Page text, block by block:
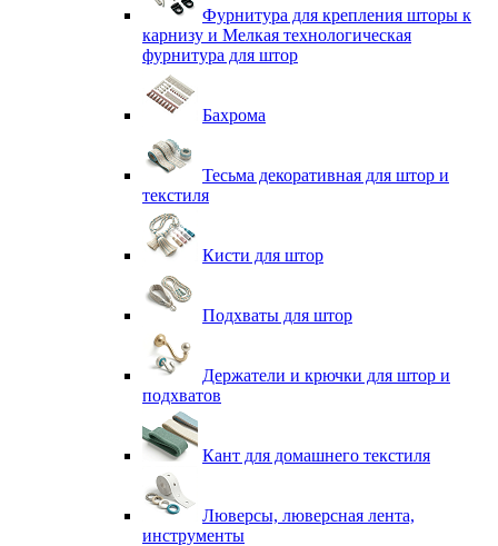
Фурнитура для крепления шторы к
карнизу и Мелкая технологическая
фурнитура для штор
Бахрома
Тесьма декоративная для штор и
текстиля
Кисти для штор
Подхваты для штор
Держатели и крючки для штор и
подхватов
Кант для домашнего текстиля
Люверсы, люверсная лента,
инструменты